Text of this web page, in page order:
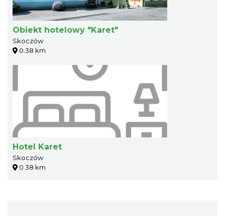
Obiekt hotelowy "Karet"
Skoczów
0.38 km
Hotel Karet
Skoczów
0.38 km